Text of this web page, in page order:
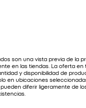
son una vista previa de la
en las tiendas. La oferta
y disponibilidad de
en ubicaciones
diferir ligeramente de